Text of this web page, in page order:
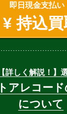
即日現金支払い
¥持込買
【詳しく解説！】
アレコード
について